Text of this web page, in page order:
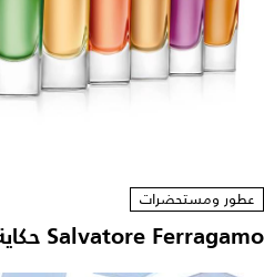
عطور ومستحضرات
Salvatore Ferragamo حكاية أمزجة توسكانية